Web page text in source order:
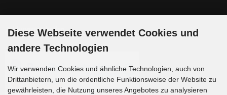
Zahlungsmethoden
Diese Webseite verwendet Cookies und
andere Technologien
Wir verwenden Cookies und ähnliche Technologien, auch von
Drittanbietern, um die ordentliche Funktionsweise der Website zu
gewährleisten, die Nutzung unseres Angebotes zu analysieren